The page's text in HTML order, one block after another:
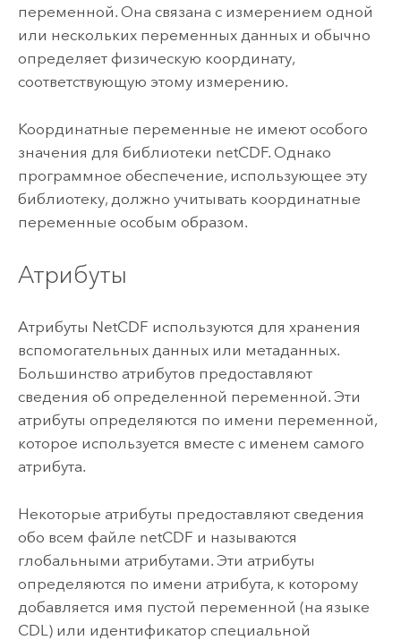
переменной. Она связана с измерением одной
или нескольких переменных данных и обычно
определяет физическую координату,
соответствующую этому измерению.
Координатные переменные не имеют особого
значения для библиотеки netCDF. Однако
программное обеспечение, использующее эту
библиотеку, должно учитывать координатные
переменные особым образом.
Атрибуты
Атрибуты NetCDF используются для хранения
вспомогательных данных или метаданных.
Большинство атрибутов предоставляют
сведения об определенной переменной. Эти
атрибуты определяются по имени переменной,
которое используется вместе с именем самого
атрибута.
Некоторые атрибуты предоставляют сведения
обо всем файле netCDF и называются
глобальными атрибутами. Эти атрибуты
определяются по имени атрибута, к которому
добавляется имя пустой переменной (на языке
CDL) или идентификатор специальной